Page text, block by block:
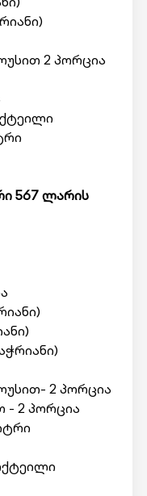
2 პორცია
567 ლარის
2 პორცია
- 2 პორცია